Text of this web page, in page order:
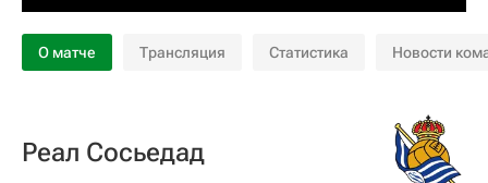
О матче Трансляция Статистика Новости
Реал Сосьедад